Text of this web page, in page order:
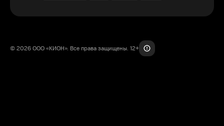
© 2026 ООО «КИОН». Все права защищены. 12+